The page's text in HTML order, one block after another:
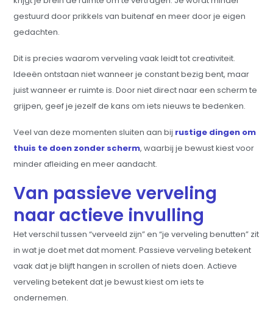
gestuurd door prikkels van buitenaf en meer door je eigen
gedachten.
Dit is precies waarom verveling vaak leidt tot creativiteit.
Ideeën ontstaan niet wanneer je constant bezig bent, maar
juist wanneer er ruimte is. Door niet direct naar een scherm te
grijpen, geef je jezelf de kans om iets nieuws te bedenken.
Veel van deze momenten sluiten aan bij rustige dingen om
thuis te doen zonder scherm, waarbij je bewust kiest voor
minder afleiding en meer aandacht.
Van passieve verveling
naar actieve invulling
Het verschil tussen “verveeld zijn” en “je verveling benutten” zit
in wat je doet met dat moment. Passieve verveling betekent
vaak dat je blijft hangen in scrollen of niets doen. Actieve
verveling betekent dat je bewust kiest om iets te
ondernemen.